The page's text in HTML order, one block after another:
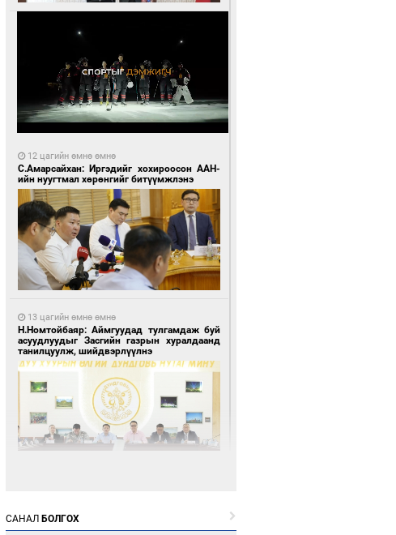
12 цагийн өмнө өмнө
С.Амарсайхан: Иргэдийг хохироосон ААН-
ийн нуугтмал хөрөнгийг битүүмжлэнэ
13 цагийн өмнө өмнө
Н.Номтойбаяр: Аймгуудад тулгамдаж буй
асуудлуудыг Засгийн газрын хуралдаанд
танилцуулж, шийдвэрлүүлнэ
дугаартай автомашинтай иргэдэд шатахуун
олгоно
САНАЛ БОЛГОХ